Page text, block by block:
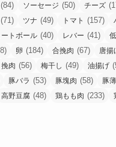
(84) ソーセージ (50) チーズ
(71) ツナ (49) トマト (157)
ートボール (40) レバー (41)
卵 (184) 合挽肉 (67) 唐揚
挽肉 (56) 梅干し (49) 油揚げ
豚バラ (53) 豚塊肉 (58) 豚
高野豆腐 (48) 鶏もも肉 (233)